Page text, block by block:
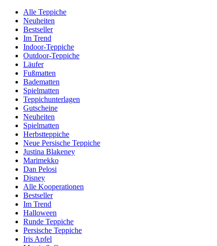
Alle Teppiche
Neuheiten
Bestseller
Im Trend
Indoor-Teppiche
Outdoor-Teppiche
Läufer
Fußmatten
Badematten
Spielmatten
Teppichunterlagen
Gutscheine
Neuheiten
Spielmatten
Herbstteppiche
Neue Persische Teppiche
Justina Blakeney
Marimekko
Dan Pelosi
Disney
Alle Kooperationen
Bestseller
Im Trend
Halloween
Runde Teppiche
Persische Teppiche
Iris Apfel